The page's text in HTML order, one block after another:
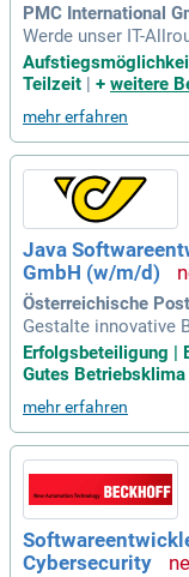
PMC International
Werde unser IT-
ftwarelösungen,
stütze unseren IT-
truktur.
Teilzeit | + weitere
mehr erfahren
Java
GmbH (w/m/d)
Österreichische
Gestalte innovative
oot! Analysiere
hhaltige technische
gebnisse zu erzielen.
Erfolgsbeteiligung |
Gutes
mehr erfahren
Cybersecurity